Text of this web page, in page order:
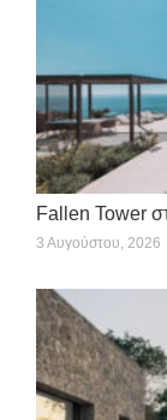
Fallen Tower
3 Αυγούστου, 2026